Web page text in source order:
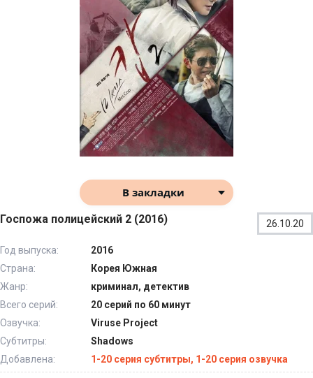
В закладки
Госпожа полицейский 2 (2016) 26.10.20
Год выпуска:
2016
Страна:
Корея Южная
Жанр:
криминал, детектив
Всего серий:
20 серий по 60 минут
Озвучка:
Viruse Project
Субтитры:
Shadows
Добавлена:
1-20 серия субтитры, 1-20 серия озвучка